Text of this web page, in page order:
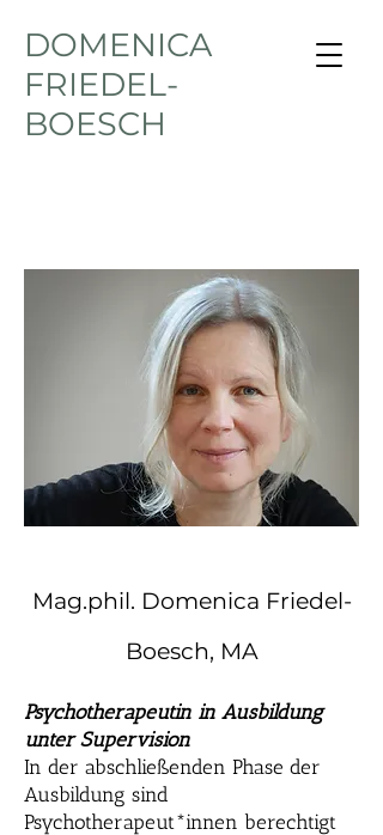
DOMENICA
FRIEDEL-
BOESCH
Mag.phil. Domenica Friedel-
Boesch, MA
Psychotherapeutin in Ausbildung
unter Supervision
In der abschließenden Phase der
Ausbildung sind
Psychotherapeut*innen berechtigt